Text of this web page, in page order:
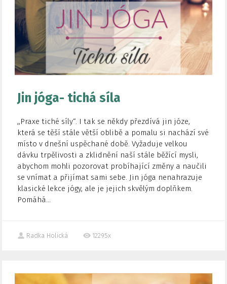
Jin jóga- tichá síla
,,Praxe tiché síly“. I tak se někdy přezdívá jin józe,
která se těší stále větší oblibě a pomalu si nachází své
místo v dnešní uspěchané době. Vyžaduje velkou
dávku trpělivosti a zklidnění naší stále běžící mysli,
abychom mohli pozorovat probíhající změny a naučili
se vnímat a přijímat sami sebe. Jin jóga nenahrazuje
klasické lekce jógy, ale je jejich skvělým doplňkem.
Pomáhá...
Radka Holická 12295x